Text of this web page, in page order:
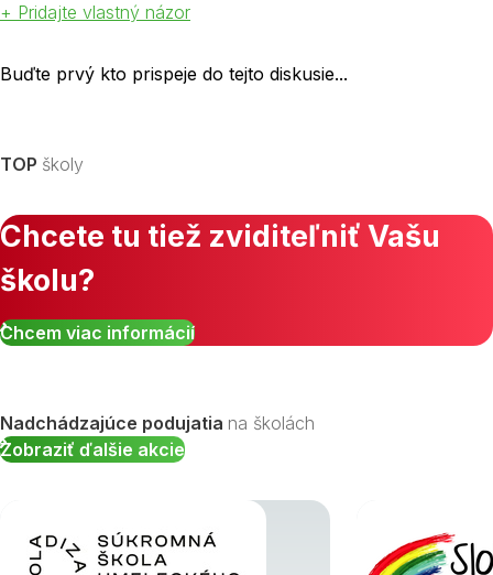
+ Pridajte vlastný názor
Buďte prvý kto prispeje do tejto diskusie...
TOP školy
Chcete tu tiež zviditeľniť Vašu
školu?
Chcem viac informácií
Nadchádzajúce podujatia na školách
Zobraziť ďalšie akcie